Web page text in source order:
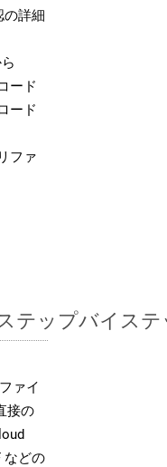
の詳細
ード
ード
ファ
テップバイス
ァイ
接の
などの